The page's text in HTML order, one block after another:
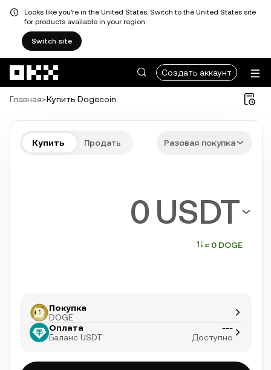
Looks like you're in the United States. Switch to the United States site
for products available in your region.
Switch site
Создать аккаунт
Главная>Купить Dogecoin
Купить Продать Разовая покупка
USDT
≈ 0 DOGE
Покупка
DOGE
Оплата
Баланс USDT
---
Доступно